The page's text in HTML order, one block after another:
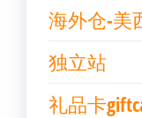
海外仓-美
独立站
礼品卡